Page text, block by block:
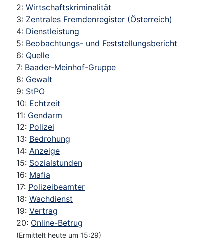
2: Wirtschaftskriminalität
3: Zentrales Fremdenregister (Österreich)
4: Dienstleistung
5: Beobachtungs- und Feststellungsbericht
6: Quelle
7: Baader-Meinhof-Gruppe
8: Gewalt
9: StPO
10: Echtzeit
11: Gendarm
12: Polizei
13: Bedrohung
14: Anzeige
15: Sozialstunden
16: Mafia
17: Polizeibeamter
18: Wachdienst
19: Vertrag
20: Online-Betrug
(Ermittelt heute um 15:29)